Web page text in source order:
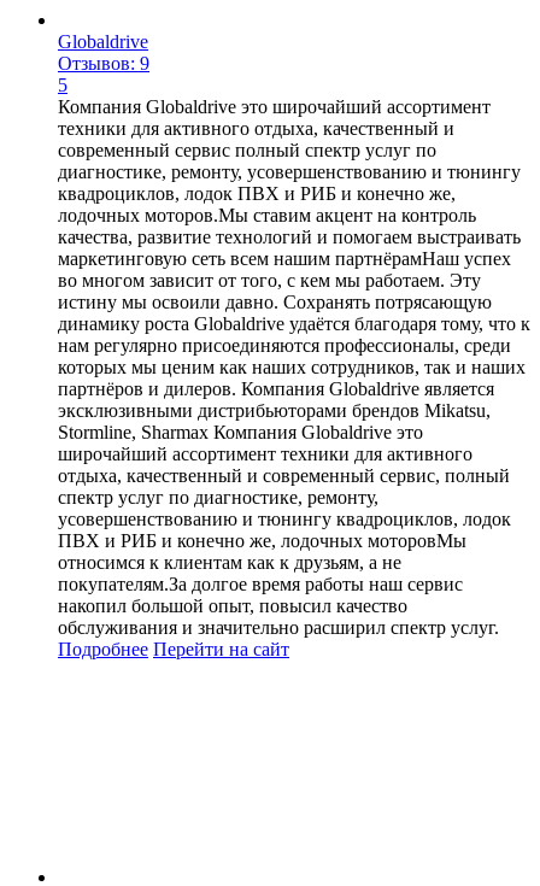
Globaldrive
Отзывов: 9
5
Компания Globaldrive это широчайший ассортимент
техники для активного отдыха, качественный и
современный сервис полный спектр услуг по
диагностике, ремонту, усовершенствованию и тюнингу
квадроциклов, лодок ПВХ и РИБ и конечно же,
лодочных моторов.Мы ставим акцент на контроль
качества, развитие технологий и помогаем выстраивать
маркетинговую сеть всем нашим партнёрамНаш успех
во многом зависит от того, с кем мы работаем. Эту
истину мы освоили давно. Сохранять потрясающую
динамику роста Globaldrive удаётся благодаря тому, что к
нам регулярно присоединяются профессионалы, среди
которых мы ценим как наших сотрудников, так и наших
партнёров и дилеров. Компания Globaldrive является
эксклюзивными дистрибьюторами брендов Mikatsu,
Stormline, Sharmax Компания Globaldrive это
широчайший ассортимент техники для активного
отдыха, качественный и современный сервис, полный
спектр услуг по диагностике, ремонту,
усовершенствованию и тюнингу квадроциклов, лодок
ПВХ и РИБ и конечно же, лодочных моторовМы
относимся к клиентам как к друзьям, а не
покупателям.За долгое время работы наш сервис
накопил большой опыт, повысил качество
обслуживания и значительно расширил спектр услуг.
Подробнее Перейти на сайт